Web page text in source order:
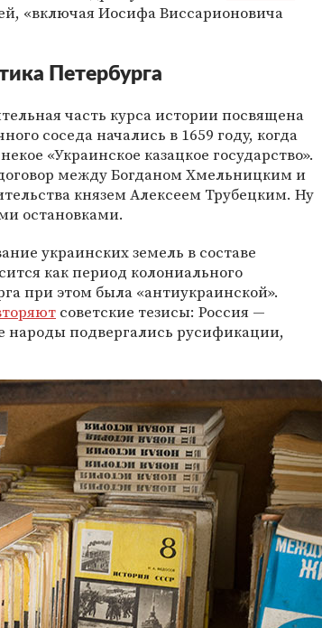
«включая Иосифа Виссарионовича
Петербурга
часть курса истории посвящена
соседа начались в 1659 году, когда
«Украинское казацкое государство».
между Богданом Хмельницким и
князем Алексеем Трубецким. Ну
остановками.
украинских земель в составе
как период колониального
при этом была «антиукраинской».
советские тезисы: Россия —
народы подвергались русификации,